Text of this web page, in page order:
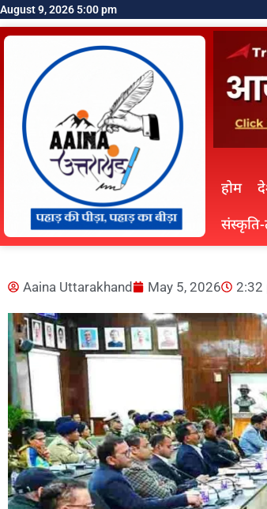
August 9, 2026 5:00 pm
होम
संस्कृति-
Aaina Uttarakhand May 5, 2026 2:32